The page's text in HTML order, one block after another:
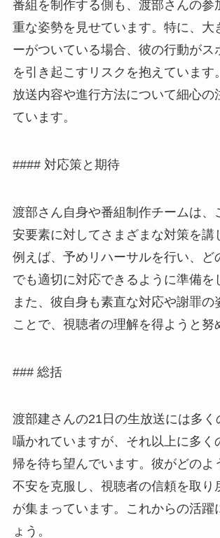
番組を制作する側も、渡部さんの参
重な姿勢を見せています。特に、大
ーがついている場合、彼の行動がス
を引き起こすリスクを抱えています
放送内容や進行方法について細心の
ています。
#### 対応策と期待
渡部さん自身や番組制作チームは、
安要素に対してさまざまな対策を講
例えば、予めリハーサルを行い、ど
でも適切に対応できるように準備を
また、彼自身も素直な対応や謝罪の
ことで、視聴者の理解を得ようと努
### 総括
渡部建さんの21日の生放送には多く
囁かれていますが、それ以上に多く
帰を待ち望んでいます。彼がどのよ
不安を克服し、視聴者の信頼を取り
が集まっています。これからの活躍
ょう。